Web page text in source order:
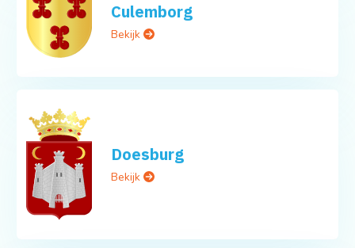
Culemborg
Bekijk
Doesburg
Bekijk